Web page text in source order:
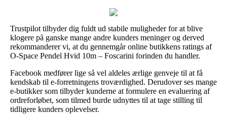
Trustpilot tilbyder dig fuldt ud stabile muligheder for at blive
klogere på ganske mange andre kunders meninger og derved
rekommanderer vi, at du gennemgår online butikkens ratings af
O-Space Pendel Hvid 10m – Foscarini forinden du handler.
Facebook medfører lige så vel aldeles ærlige genveje til at få
kendskab til e-forretningens troværdighed. Derudover ses mange
e-butikker som tilbyder kunderne at formulere en evaluering af
ordreforløbet, som tilmed burde udnyttes til at tage stilling til
tidligere kunders oplevelser.